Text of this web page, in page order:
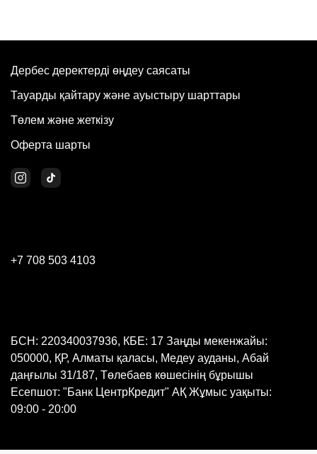
Дербес деректерді өңдеу саясаты
Тауарды қайтару және ауыстыру шарттары
Төлем және жеткізу
Оферта шарты
+7 708 503 4103
БСН: 220340037936, КБЕ: 17 Заңды мекенжайы:
050000, ҚР, Алматы қаласы, Медеу ауданы, Абай
даңғылы 31/187, Төлебаев көшесінің бұрышы
Есепшот: "Банк ЦентрКредит" АҚ Жұмыс уақыты:
09:00 - 20:00